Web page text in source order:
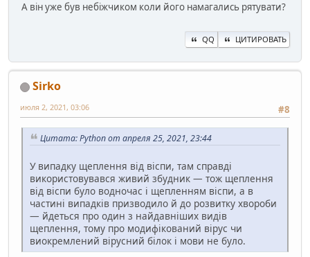
А він уже був небіжчиком коли його намагались рятувати?
QQ ЦИТИРОВАТЬ
Sirko
#8
июля 2, 2021, 03:06
Цитата: Python от апреля 25, 2021, 23:44
У випадку щеплення від віспи, там справді
використовувався живий збудник — тож щеплення
від віспи було водночас і щепленням віспи, а в
частині випадків призводило й до розвитку хвороби
— йдеться про один з найдавніших видів
щеплення, тому про модифікований вірус чи
виокремлений вірусний білок і мови не було.